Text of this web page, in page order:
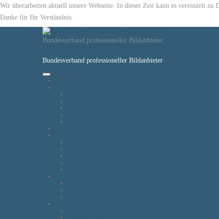
Wir überarbeiten aktuell unsere Webseite. In dieser Zeit kann es vereinzelt zu
Danke für Ihr Verständnis.
Bundesverband professioneller Bildanbieter
Bundesverband professioneller Bildanbieter